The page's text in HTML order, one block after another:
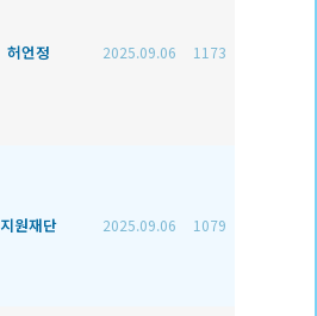
허언정 2025.09.06 1173
지원재단 2025.09.06 1079